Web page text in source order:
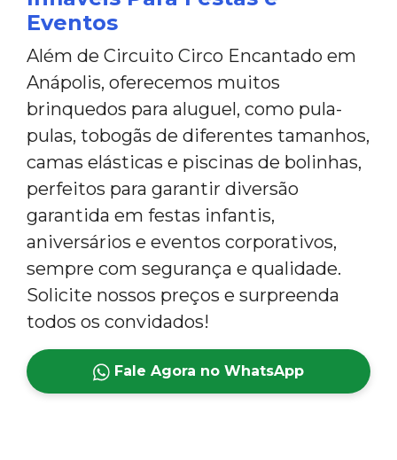
Eventos
Além de Circuito Circo Encantado em
Anápolis, oferecemos muitos
brinquedos para aluguel, como pula-
pulas, tobogãs de diferentes tamanhos,
camas elásticas e piscinas de bolinhas,
perfeitos para garantir diversão
garantida em festas infantis,
aniversários e eventos corporativos,
sempre com segurança e qualidade.
Solicite nossos preços e surpreenda
todos os convidados!
Fale Agora no WhatsApp